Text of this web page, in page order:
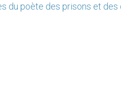
du poète des prisons et